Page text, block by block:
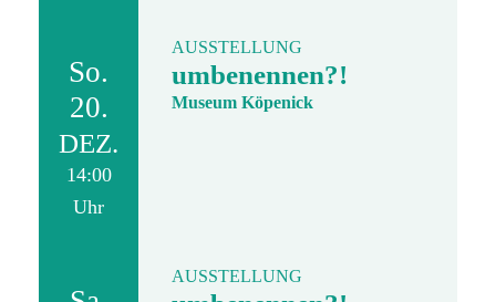
So.
20.
DEZ.
14:00
Uhr
AUSSTELLUNG
umbenennen?!
Museum Köpenick
AUSSTELLUNG